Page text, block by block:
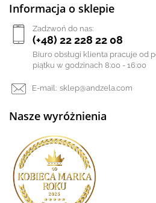
Informacja o sklepie
Zadzwoń do nas:
(+48) 22 228 22 08
Biuro obsługi klienta pracuje od
piątku w godzinach 8:00 - 16:00
E-mail: sklep@andzela.com
Nasze wyróżnienia